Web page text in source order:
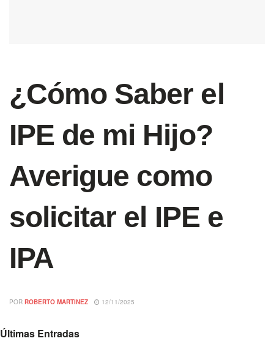
¿Cómo Saber el
IPE de mi Hijo?
Averigue como
solicitar el IPE e
IPA
POR ROBERTO MARTINEZ 12/11/2025
Últimas Entradas